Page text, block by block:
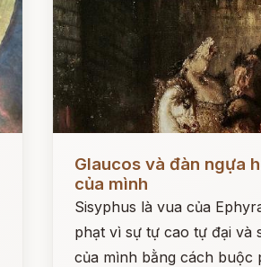
Glaucos và đàn ngựa
của mình
Sisyphus là vua của
phạt vì sự tự cao tự đại và
của mình bằng cách buộc